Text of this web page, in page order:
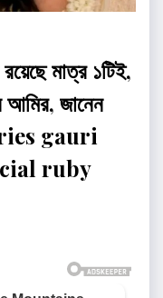
মাত্র ১টিই,
আমির, জানেন
gauri
ruby